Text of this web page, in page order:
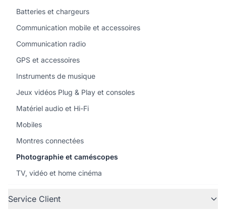
Batteries et chargeurs
Communication mobile et accessoires
Communication radio
GPS et accessoires
Instruments de musique
Jeux vidéos Plug & Play et consoles
Matériel audio et Hi-Fi
Mobiles
Montres connectées
Photographie et caméscopes
TV, vidéo et home cinéma
Service Client